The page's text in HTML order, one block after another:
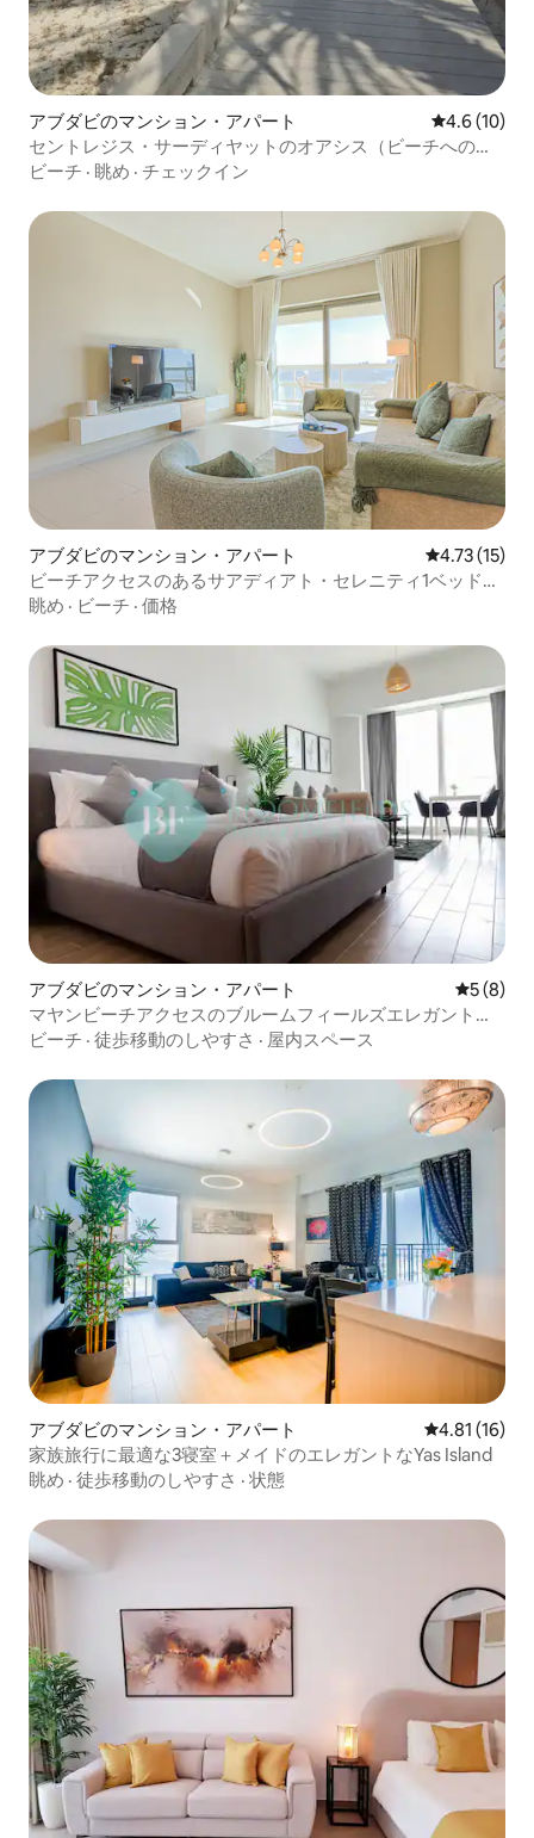
アブダビのマンション・アパート レビュー10
4.6 (10)
セントレジス・サーディヤットのオアシス（ビーチへのア
クセス！）
ビーチ · 眺め · チェックイン
アブダビのマンション・アパート レビュー15
4.73 (15)
ビーチアクセスのあるサアディアト・セレニティ1ベッドル
ームアパート
眺め · ビーチ · 価格
アブダビのマンション・アパート レビュー
5 (8)
マヤンビーチアクセスのブルームフィールズエレガントス
タジオ
ビーチ · 徒歩移動のしやすさ · 屋内スペース
アブダビのマンション・アパート レビュー16
4.81 (16)
家族旅行に最適な3寝室＋メイドのエレガントなYas Island
眺め · 徒歩移動のしやすさ · 状態